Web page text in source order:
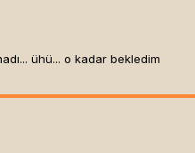
ühü... o kadar bekledim